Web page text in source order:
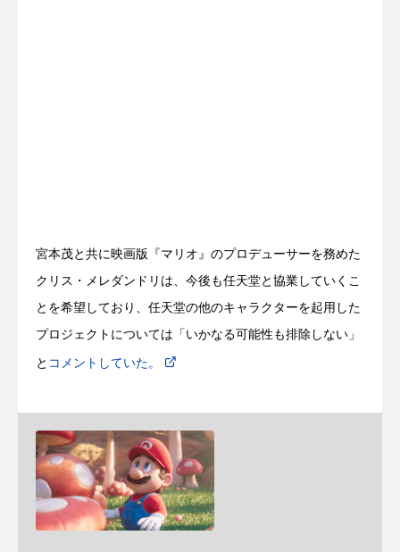
宮本茂と共に映画版『マリオ』のプロデューサーを務めた
クリス・メレダンドリは、今後も任天堂と協業していくこ
とを希望しており、任天堂の他のキャラクターを起用した
プロジェクトについては「いかなる可能性も排除しない」
と コメントしていた。